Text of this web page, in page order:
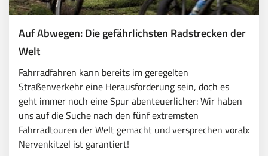
Auf Abwegen: Die gefährlichsten Radstrecken der
Welt
Fahrradfahren kann bereits im geregelten
Straßenverkehr eine Herausforderung sein, doch es
geht immer noch eine Spur abenteuerlicher: Wir haben
uns auf die Suche nach den fünf extremsten
Fahrradtouren der Welt gemacht und versprechen vorab:
Nervenkitzel ist garantiert!